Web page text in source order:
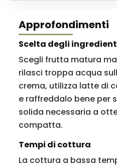
Approfondimenti
Scelta degli
Scegli frutta matura
rilasci troppa acqua
crema, utilizza latte di
e raffreddalo bene per
solida necessaria a
compatta.
Tempi di cottura
La cottura a bassa